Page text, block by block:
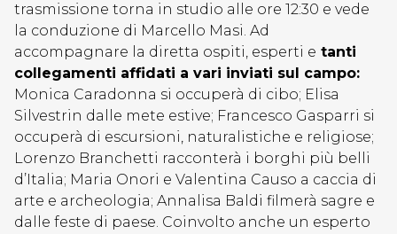
trasmissione torna in studio alle ore 12:30 e vede
la conduzione di Marcello Masi. Ad
accompagnare la diretta ospiti, esperti e tanti
collegamenti affidati a vari inviati sul campo:
Monica Caradonna si occuperà di cibo; Elisa
Silvestrin dalle mete estive; Francesco Gasparri si
occuperà di escursioni, naturalistiche e religiose;
Lorenzo Branchetti racconterà i borghi più belli
d’Italia; Maria Onori e Valentina Causo a caccia di
arte e archeologia; Annalisa Baldi filmerà sagre e
dalle feste di paese. Coinvolto anche un esperto